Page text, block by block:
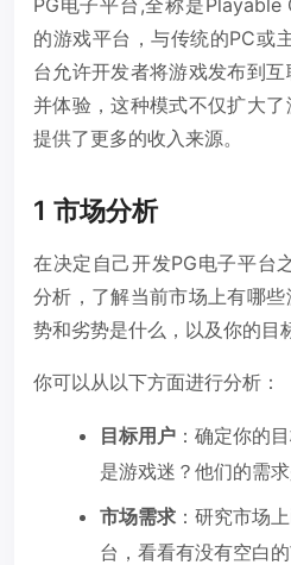
PG电子平台,全称是Playable
的游戏平台，与传统的PC或
台允许开发者将游戏发布到
并体验，这种模式不仅扩大
提供了更多的收入来源。
1 市场分析
在决定自己开发PG电子平台
分析，了解当前市场上有哪
势和劣势是什么，以及你的目
你可以从以下方面进行分析：
目标用户 ：确定你的
是游戏迷？他们的需
市场需求 ：研究市场
台，看看有没有空白的